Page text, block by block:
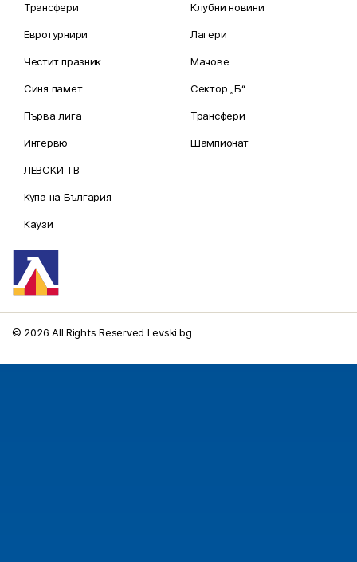
Трансфери
Евротурнири
Честит празник
Синя памет
Първа лига
Интервю
ЛЕВСКИ ТВ
Купа на България
Каузи
Клубни новини
Лагери
Мачове
Сектор „Б“
Трансфери
Шампионат
© 2026 All Rights Reserved Levski.bg